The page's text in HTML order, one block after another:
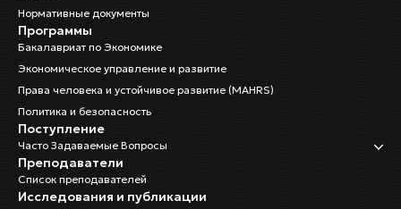
Нормативные документы
Программы
Бакалавриат по Экономике
Экономическое управление и развитие
Права человека и устойчивое развитие (MAHRS)
Политика и безопасность
Поступление
Часто Задаваемые Вопросы
Преподаватели
Список преподавателей
Исследования и публикации